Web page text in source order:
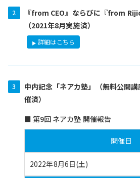
『from CEO』ならびに『from
（2021年8月実施済）
詳細はこちら
中内記念「ネアカ塾」（無料公開
催済）
■ 第9回 ネアカ塾 開催報告
開催日
2022年8月6日(土)